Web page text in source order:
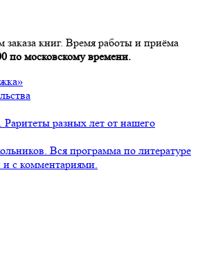
заказа книг. Время работы и приёма
по московскому времени.
разных лет от нашего
Вся программа по литературе
с комментариями.